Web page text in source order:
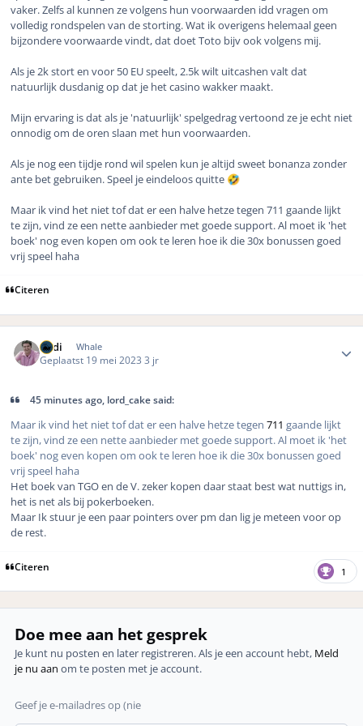
vaker. Zelfs al kunnen ze volgens hun voorwaarden idd vragen om
volledig rondspelen van de storting. Wat ik overigens helemaal geen
bijzondere voorwaarde vindt, dat doet Toto bijv ook volgens mij.
Als je 2k stort en voor 50 EU speelt, 2.5k wilt uitcashen valt dat
natuurlijk dusdanig op dat je het casino wakker maakt.
Mijn ervaring is dat als je 'natuurlijk' spelgedrag vertoond ze je echt niet
onnodig om de oren slaan met hun voorwaarden.
Als je nog een tijdje rond wil spelen kun je altijd sweet bonanza zonder
ante bet gebruiken. Speel je eindeloos quitte 🤣
Maar ik vind het niet tof dat er een halve hetze tegen 711 gaande lijkt
te zijn, vind ze een nette aanbieder met goede support. Al moet ik 'het
boek' nog even kopen om ook te leren hoe ik die 30x bonussen goed
vrij speel haha
Citeren
Rudi Whale
Geplaatst 19 mei 20233 jr
45 minutes ago, lord_cake said:
Maar ik vind het niet tof dat er een halve hetze tegen 711 gaande lijkt
te zijn, vind ze een nette aanbieder met goede support. Al moet ik 'het
boek' nog even kopen om ook te leren hoe ik die 30x bonussen goed
vrij speel haha
Het boek van TGO en de V. zeker kopen daar staat best wat nuttigs in,
het is net als bij pokerboeken.
Maar Ik stuur je een paar pointers over pm dan lig je meteen voor op
de rest.
Citeren 1
Doe mee aan het gesprek
Je kunt nu posten en later registreren. Als je een account hebt, Meld
je nu aan om te posten met je account.